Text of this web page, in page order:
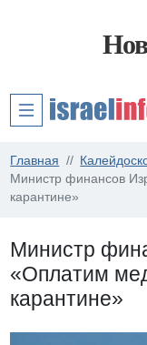
Главная
Министр финансов
карантине»
Министр
«Оплатим
карантине»